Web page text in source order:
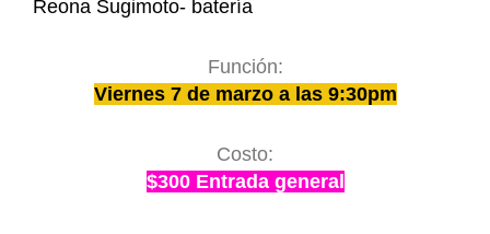
Reona Sugimoto- batería
Función:
Viernes 7 de marzo a las 9:30pm
Costo:
$300 Entrada general